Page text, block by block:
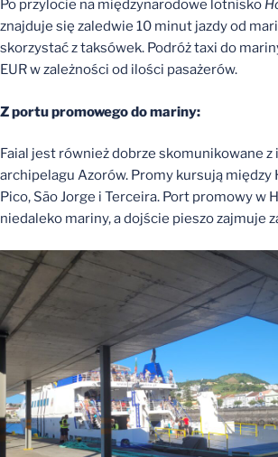
Po przylocie na międzynarodowe lotnisko
znajduje się zaledwie 10 minut jazdy od
skorzystać z taksówek. Podróż taxi do
EUR w zależności od ilości pasażerów.
Z portu promowego do mariny:
Faial jest również dobrze skomunikowane
archipelagu Azorów. Promy kursują między
Pico, São Jorge i Terceira. Port promowy w
niedaleko mariny, a dojście pieszo zajmuje